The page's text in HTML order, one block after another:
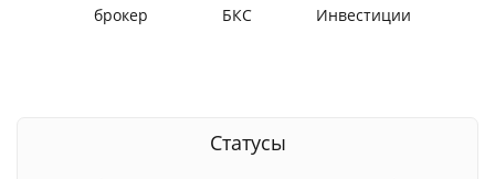
брокер
БКС
Инвестиции
Статусы